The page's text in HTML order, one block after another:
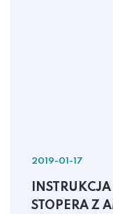
2019-01-17
STOPERA Z